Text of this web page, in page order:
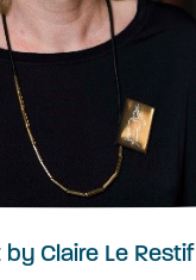
by Claire Le Restif